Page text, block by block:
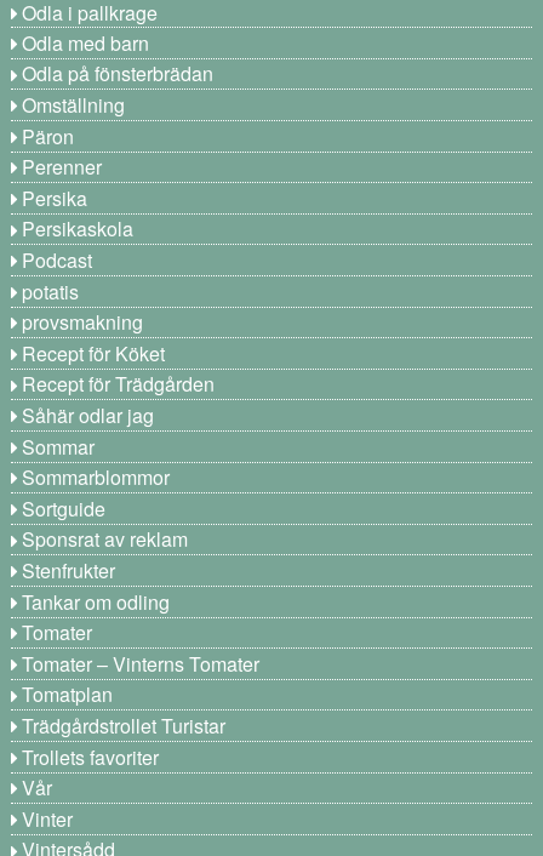
Odla i pallkrage
Odla med barn
Odla på fönsterbrädan
Omställning
Päron
Perenner
Persika
Persikaskola
Podcast
potatis
provsmakning
Recept för Köket
Recept för Trädgården
Såhär odlar jag
Sommar
Sommarblommor
Sortguide
Sponsrat av reklam
Stenfrukter
Tankar om odling
Tomater
Tomater – Vinterns Tomater
Tomatplan
Trädgårdstrollet Turistar
Trollets favoriter
Vår
Vinter
Vintersådd